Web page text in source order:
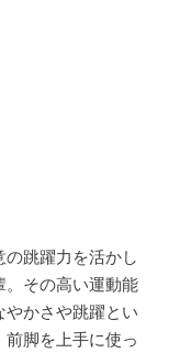
跳躍力を活かし
。その高い運動能
やかさや跳躍とい
脚を上手に使っ